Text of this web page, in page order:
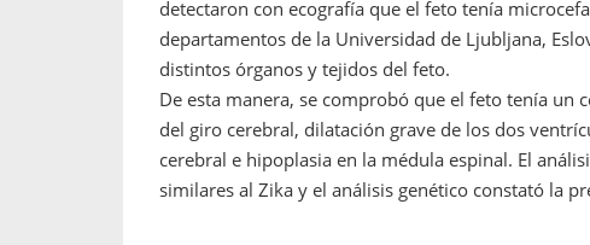
detectaron con ecografía que el feto tenía
departamentos de la Universidad de Ljubljana,
distintos órganos y tejidos del feto.
De esta manera, se comprobó que el feto tenía un
del giro cerebral, dilatación grave de los dos
cerebral e hipoplasia en la médula espinal. El
similares al Zika y el análisis genético constató la